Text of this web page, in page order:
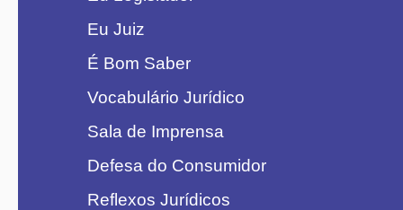
Eu Juiz
É Bom Saber
Vocabulário Jurídico
Sala de Imprensa
Defesa do Consumidor
Reflexos Jurídicos